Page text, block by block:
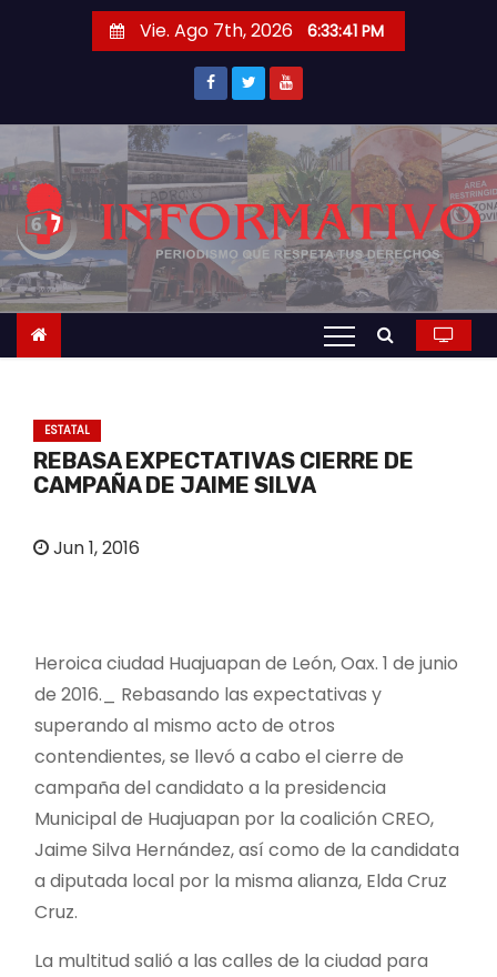
r
a
c
o
t
Vie. Ago 7th, 2026 6:33:42 PM
ESTATAL
REBASA EXPECTATIVAS CIERRE DE
CAMPAÑA DE JAIME SILVA
Jun 1, 2016
Heroica ciudad Huajuapan de León, Oax. 1 de junio
de 2016._ Rebasando las expectativas y
superando al mismo acto de otros
contendientes, se llevó a cabo el cierre de
campaña del candidato a la presidencia
Municipal de Huajuapan por la coalición CREO,
Jaime Silva Hernández, así como de la candidata
a diputada local por la misma alianza, Elda Cruz
Cruz.
La multitud salió a las calles de la ciudad para